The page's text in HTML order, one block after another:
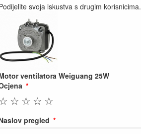
svoja iskustva s drugim korisnicima.
ventilatora Weiguang 25W
☆
☆
☆
☆
pregled